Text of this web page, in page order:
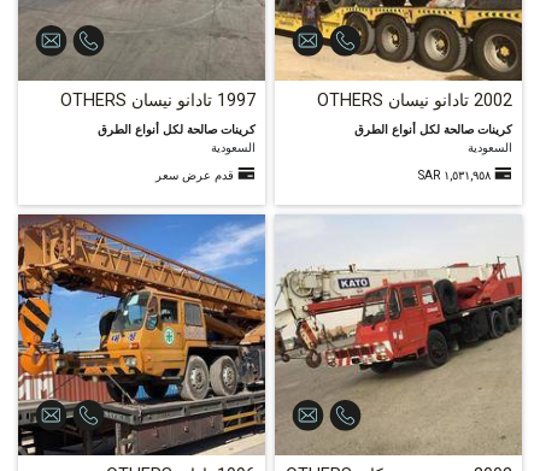
2002 تادانو نيسان OTHERS
كرينات صالحة لكل أنواع الطرق
السعودية
١,٥٣١,٩٥٨ SAR
1997 تادانو نيسان OTHERS
كرينات صالحة لكل أنواع الطرق
السعودية
قدم عرض سعر